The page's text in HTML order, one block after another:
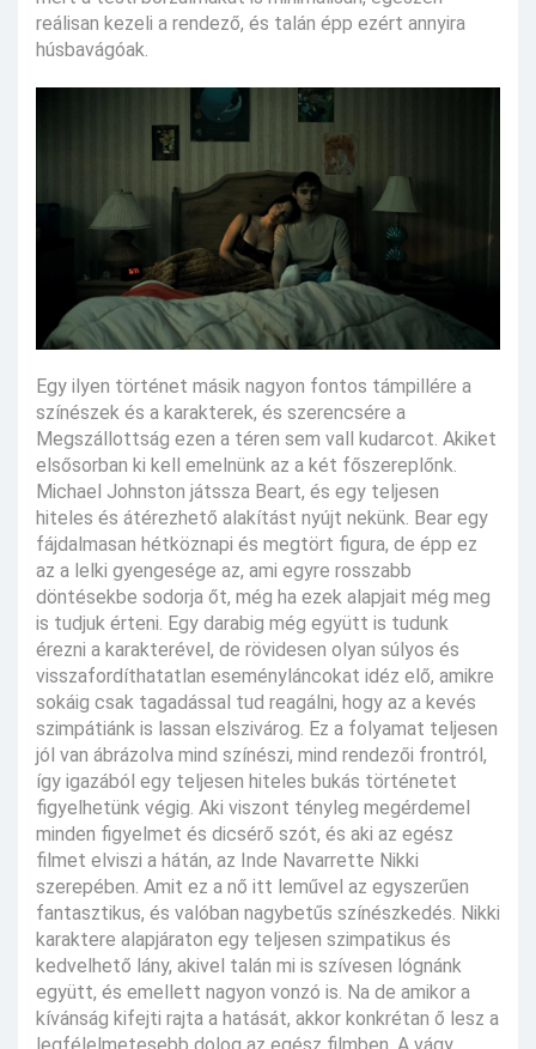
reálisan kezeli a rendező, és talán épp ezért annyira
húsbavágóak.
Egy ilyen történet másik nagyon fontos támpillére a
színészek és a karakterek, és szerencsére a
Megszállottság ezen a téren sem vall kudarcot. Akiket
elsősorban ki kell emelnünk az a két főszereplőnk.
Michael Johnston játssza Beart, és egy teljesen
hiteles és átérezhető alakítást nyújt nekünk. Bear egy
fájdalmasan hétköznapi és megtört figura, de épp ez
az a lelki gyengesége az, ami egyre rosszabb
döntésekbe sodorja őt, még ha ezek alapjait még meg
is tudjuk érteni. Egy darabig még együtt is tudunk
érezni a karakterével, de rövidesen olyan súlyos és
visszafordíthatatlan eseményláncokat idéz elő, amikre
sokáig csak tagadással tud reagálni, hogy az a kevés
szimpátiánk is lassan elszivárog. Ez a folyamat teljesen
jól van ábrázolva mind színészi, mind rendezői frontról,
így igazából egy teljesen hiteles bukás történetet
figyelhetünk végig. Aki viszont tényleg megérdemel
minden figyelmet és dicsérő szót, és aki az egész
filmet elviszi a hátán, az Inde Navarrette Nikki
szerepében. Amit ez a nő itt leművel az egyszerűen
fantasztikus, és valóban nagybetűs színészkedés. Nikki
karaktere alapjáraton egy teljesen szimpatikus és
kedvelhető lány, akivel talán mi is szívesen lógnánk
együtt, és emellett nagyon vonzó is. Na de amikor a
kívánság kifejti rajta a hatását, akkor konkrétan ő lesz a
legfélelmetesebb dolog az egész filmben. A vágy